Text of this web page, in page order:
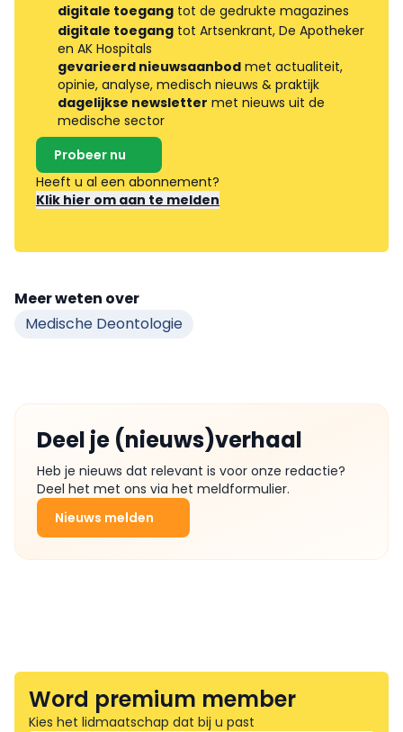
digitale toegang tot de gedrukte magazines
digitale toegang tot Artsenkrant, De Apotheker
en AK Hospitals
gevarieerd nieuwsaanbod met actualiteit,
opinie, analyse, medisch nieuws & praktijk
dagelijkse newsletter met nieuws uit de
medische sector
Probeer nu
Heeft u al een abonnement?
Klik hier om aan te melden
Meer weten over
Medische Deontologie
Deel je (nieuws)verhaal
Heb je nieuws dat relevant is voor onze redactie?
Deel het met ons via het meldformulier.
Nieuws melden
Word premium member
Kies het lidmaatschap dat bij u past